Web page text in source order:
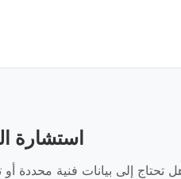
استشارة
تحتاج إلى بيانات فنية محددة